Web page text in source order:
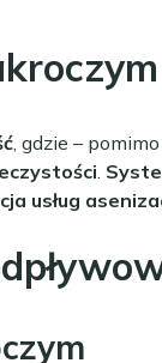
, gdzie –
usług